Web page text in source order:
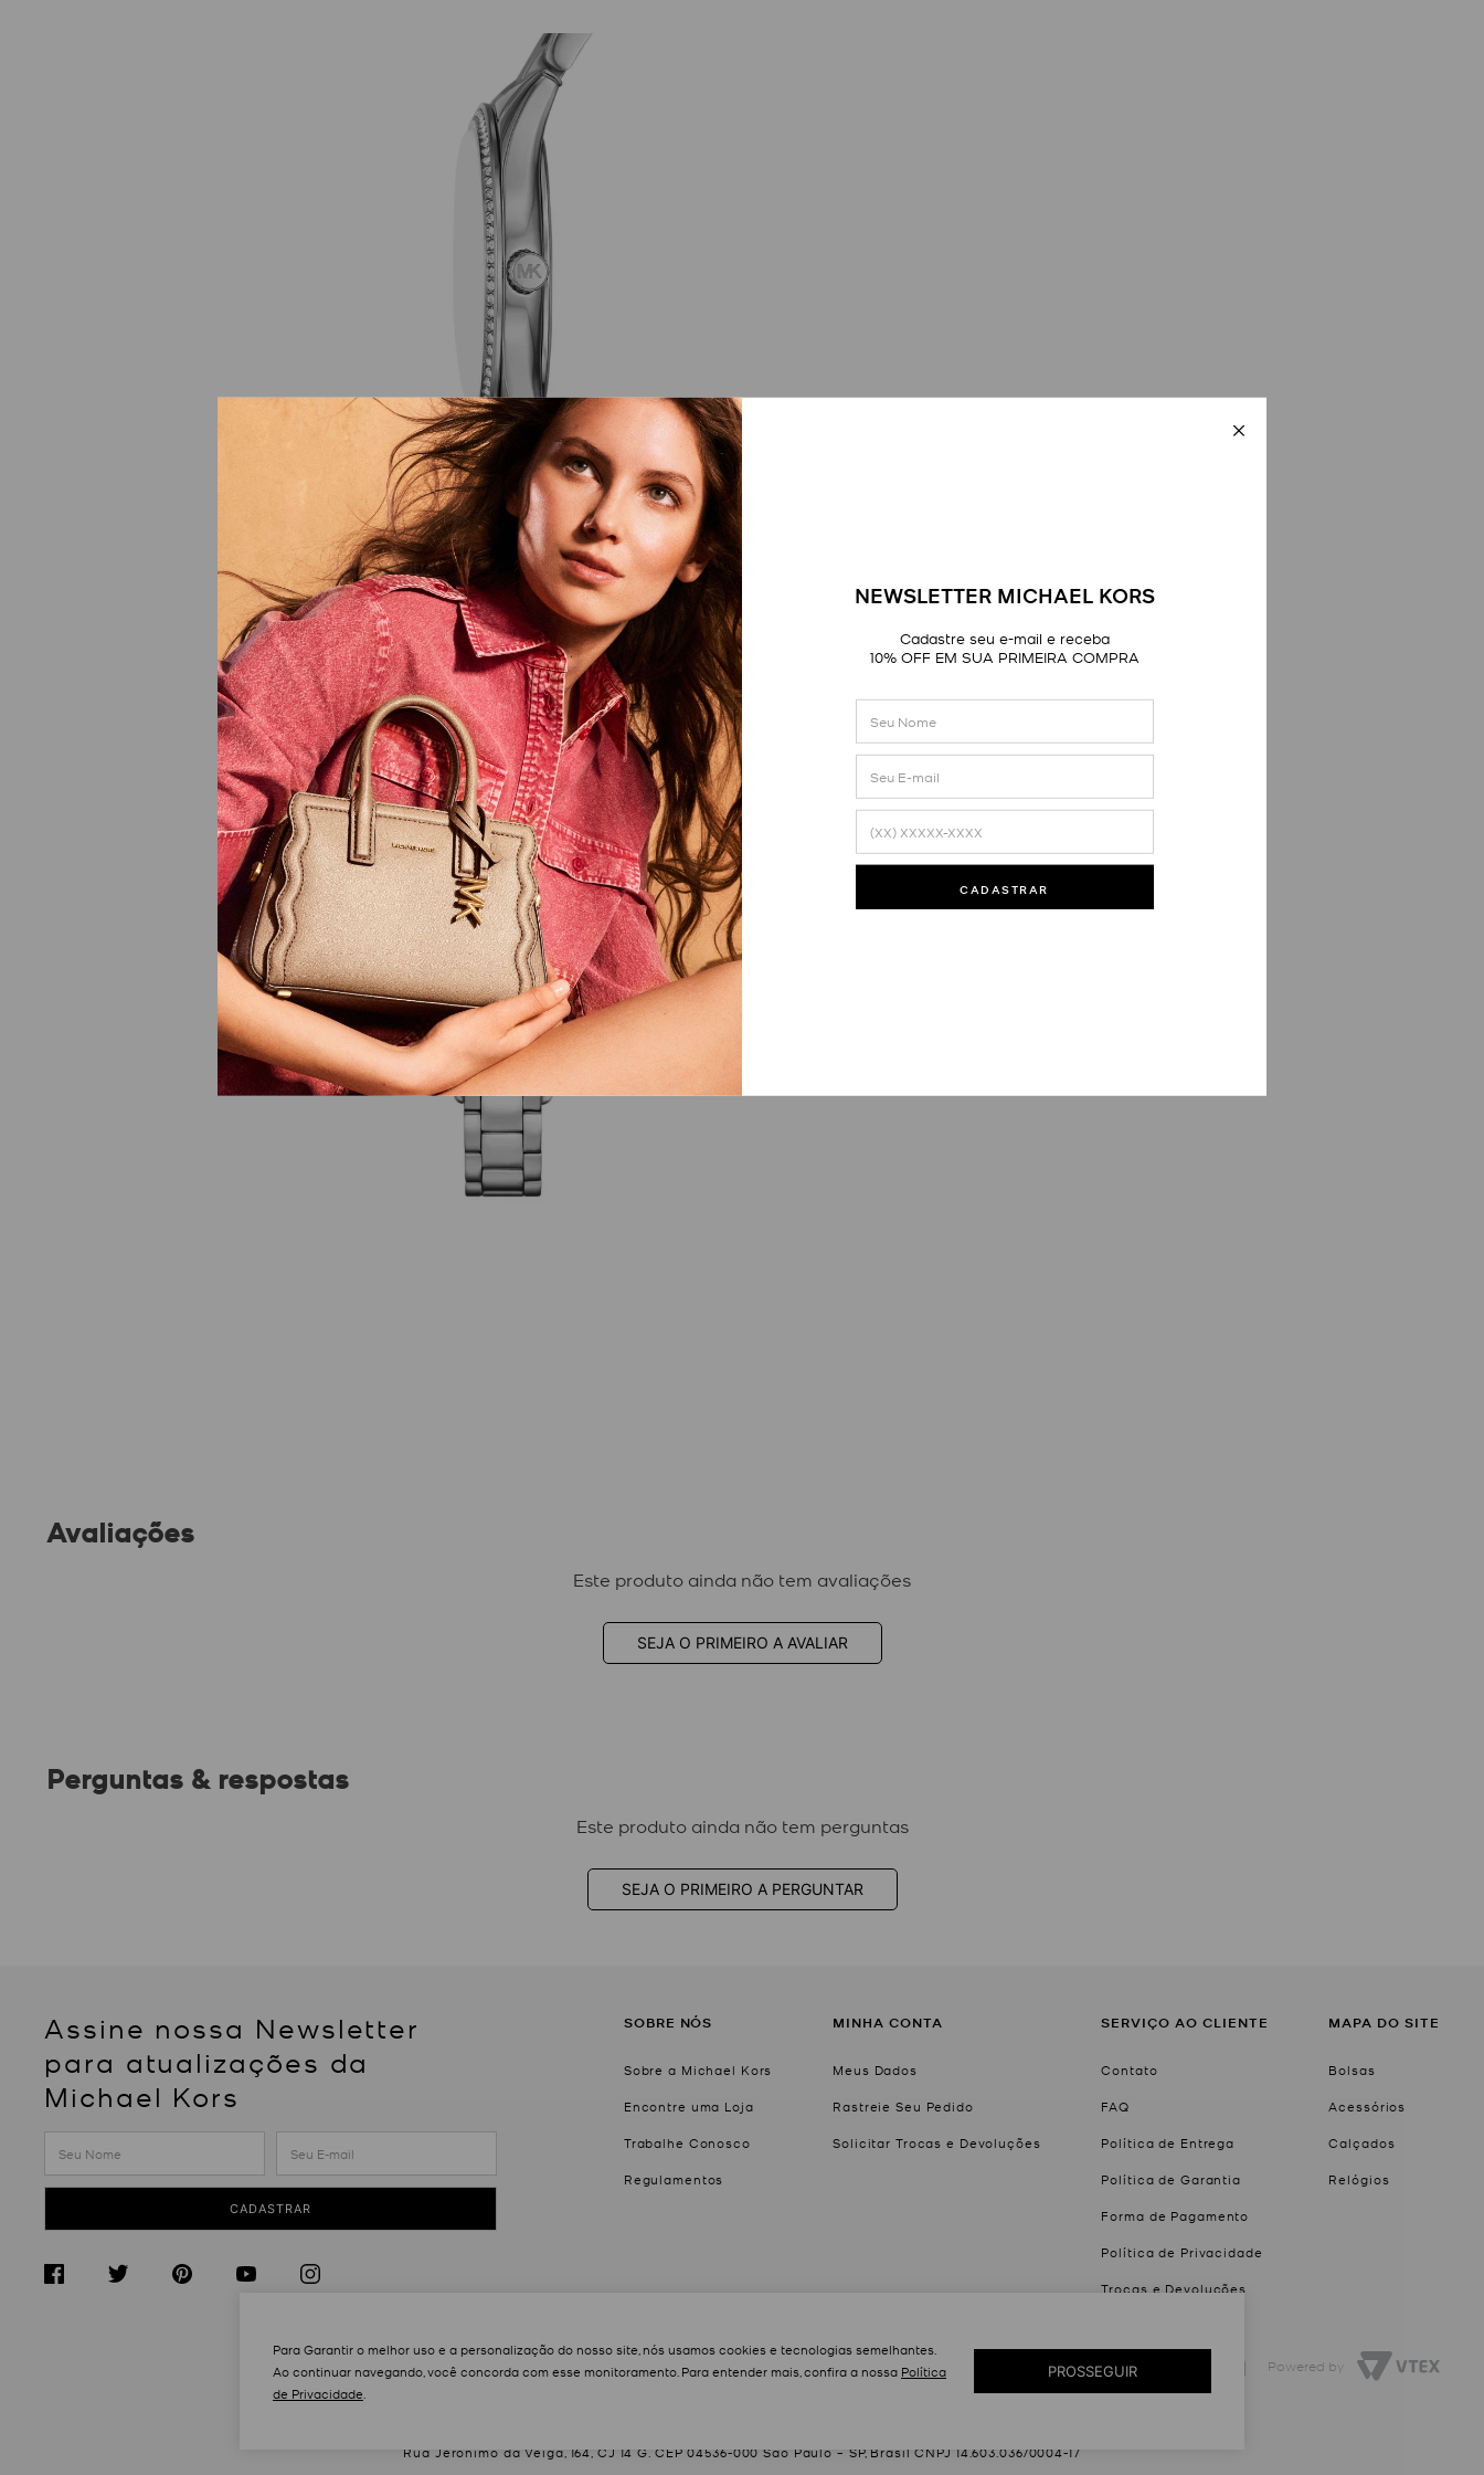
Para Garantir o melhor uso e a personalização do nosso site, nós usamos cookies e tecnologias semelhantes.
Ao continuar navegando, você concorda com esse monitoramento. Para entender mais, confira a nossa Política
de Privacidade
PROSSEGUIR
NEWSLETTER MICHAEL KORS
Cadastre seu e-mail e receba
10% OFF EM SUA PRIMEIRA COMPRA
CADASTRAR
Avaliações
Este produto ainda não tem avaliações
SEJA O PRIMEIRO A AVALIAR
Perguntas & respostas
Este produto ainda não tem perguntas
SEJA O PRIMEIRO A PERGUNTAR
Assine nossa Newsletter
para atualizações da
Michael Kors
CADASTRAR
SOBRE NÓS
Sobre a Michael Kors
Encontre uma Loja
Trabalhe Conosco
Regulamentos
MINHA CONTA
Meus Dados
Rastreie Seu Pedido
Solicitar Trocas e Devoluções
SERVIÇO AO CLIENTE
Contato
FAQ
Política de Entrega
Política de Garantia
Forma de Pagamento
Política de Privacidade
Trocas e Devoluções
MAPA DO SITE
Bolsas
Acessórios
Calçados
Relógios
Created by Powered by
Rua Jeronimo da Veiga, 164, CJ 14 G. CEP 04536-000 São Paulo – SP, Brasil CNPJ 14.603.036/0004-17